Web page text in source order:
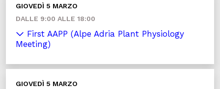
GIOVEDÌ 5 MARZO
DALLE 9:00 ALLE 18:00
First AAPP (Alpe Adria Plant Physiology
Meeting)
GIOVEDÌ 5 MARZO